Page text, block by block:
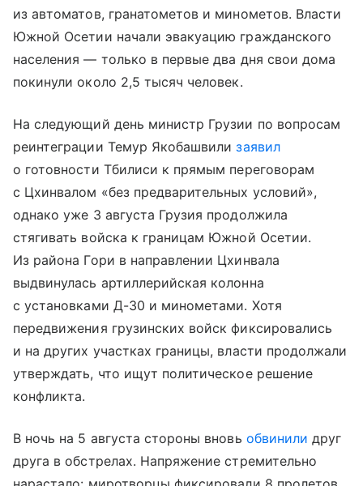
из автоматов, гранатометов и минометов. Власти
Южной Осетии начали эвакуацию гражданского
населения — только в первые два дня свои дома
покинули около 2,5 тысяч человек.
На следующий день министр Грузии по вопросам
реинтеграции Темур Якобашвилизаявил
о готовности Тбилиси к прямым переговорам
с Цхинвалом «без предварительных условий»,
однако уже 3 августа Грузия продолжила
стягивать войска к границам Южной Осетии.
Из района Гори в направлении Цхинвала
выдвинулась артиллерийская колонна
с установками Д-30 и минометами. Хотя
передвижения грузинских войск фиксировались
и на других участках границы, власти продолжали
утверждать, что ищут политическое решение
конфликта.
В ночь на 5 августа стороны вновь обвинили друг
друга в обстрелах. Напряжение стремительно